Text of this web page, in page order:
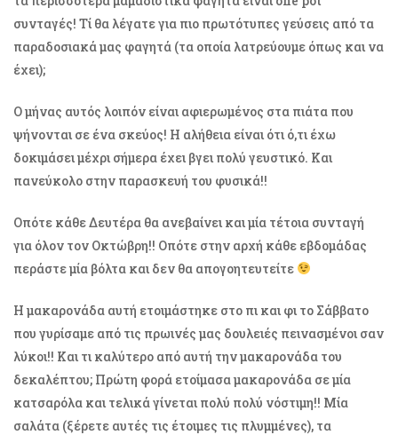
συνταγές! Τί θα λέγατε για πιο πρωτότυπες γεύσεις από τα
παραδοσιακά μας φαγητά (τα οποία λατρεύουμε όπως και να
έχει);
Ο μήνας αυτός λοιπόν είναι αφιερωμένος στα πιάτα που
ψήνονται σε ένα σκεύος! Η αλήθεια είναι ότι ό,τι έχω
δοκιμάσει μέχρι σήμερα έχει βγει πολύ γευστικό. Και
πανεύκολο στην παρασκευή του φυσικά!!
Οπότε κάθε Δευτέρα θα ανεβαίνει και μία τέτοια συνταγή
για όλον τον Οκτώβρη!! Οπότε στην αρχή κάθε εβδομάδας
περάστε μία βόλτα και δεν θα απογοητευτείτε
Η μακαρονάδα αυτή ετοιμάστηκε στο πι και φι το Σάββατο
που γυρίσαμε από τις πρωινές μας δουλειές πεινασμένοι σαν
λύκοι!! Και τι καλύτερο από αυτή την μακαρονάδα του
δεκαλέπτου; Πρώτη φορά ετοίμασα μακαρονάδα σε μία
κατσαρόλα και τελικά γίνεται πολύ πολύ νόστιμη!! Μία
σαλάτα (ξέρετε αυτές τις έτοιμες τις πλυμμένες), τα